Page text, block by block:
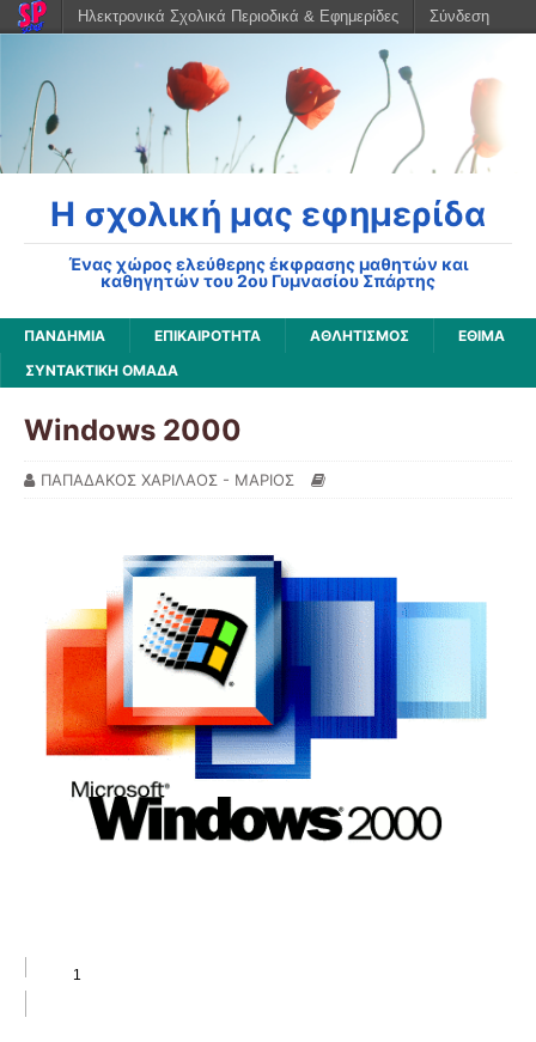
Η σχολική μας εφημερίδα
Ένας χώρος ελεύθερης έκφρασης μαθητών και
καθηγητών του 2ου Γυμνασίου Σπάρτης
ΠΑΝΔΗΜΊΑ ΕΠΙΚΑΙΡΌΤΗΤΑ ΑΘΛΗΤΙΣΜΌΣ
ΈΘΙΜΑ
ΣΥΝΤΑΚΤΙΚΉ ΟΜΆΔΑ
Windows 2000
ΠΑΠΑΔΑΚΟΣ ΧΑΡΙΛΑΟΣ - ΜΑΡΙΟΣ
Ηλεκτρονικά Σχολικά Περιοδικά & Εφημερίδες Σύνδεση